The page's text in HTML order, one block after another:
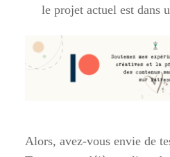
le projet actuel est dans
Alors, avez-vous envie de